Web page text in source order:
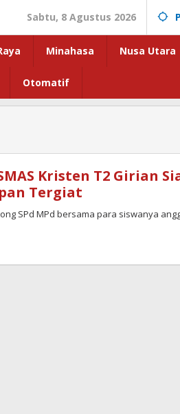
Sabtu, 8 Agustus 2026
Minahasa Nusa Utara
Otomatif
Kristen T2 Girian
Tergiat
SPd MPd bersama para siswanya